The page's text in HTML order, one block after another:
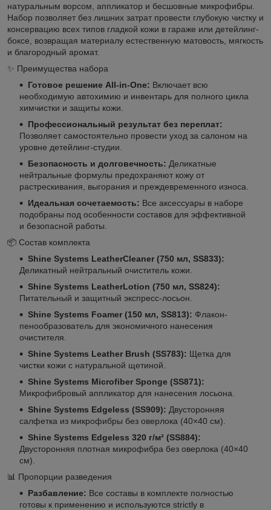
натуральным ворсом, аппликатор и бесшовные микрофибры.
Набор позволяет без лишних затрат провести глубокую чистку и
консервацию всех типов гладкой кожи в гараже или детейлинг-
боксе, возвращая материалу естественную матовость, мягкость
и благородный аромат.
✨ Преимущества набора
Готовое решение All-in-One: Включает всю
необходимую автохимию и инвентарь для полного цикла
химчистки и защиты кожи.
Профессиональный результат без переплат:
Позволяет самостоятельно провести уход за салоном на
уровне детейлинг-студии.
Безопасность и долговечность: Деликатные
нейтральные формулы предохраняют кожу от
растрескивания, выгорания и преждевременного износа.
Идеальная сочетаемость: Все аксессуары в наборе
подобраны под особенности составов для эффективной
и безопасной работы.
📦 Состав комплекта
Shine Systems LeatherCleaner (750 мл, SS833):
Деликатный нейтральный очиститель кожи.
Shine Systems LeatherLotion (750 мл, SS824):
Питательный и защитный экспресс-лосьон.
Shine Systems Foamer (150 мл, SS813): Флакон-
пенообразователь для экономичного нанесения
очистителя.
Shine Systems Leather Brush (SS783): Щетка для
чистки кожи с натуральной щетиной.
Shine Systems Microfiber Sponge (SS871):
Микрофибровый аппликатор для нанесения лосьона.
Shine Systems Edgeless (SS909): Двусторонняя
салфетка из микрофибры без оверлока (40×40 см).
Shine Systems Edgeless 320 г/м² (SS884):
Двусторонняя плотная микрофибра без оверлока (40×40
см).
📊 Пропорции разведения
Разбавление: Все составы в комплекте полностью
готовы к применению и используются strictly в